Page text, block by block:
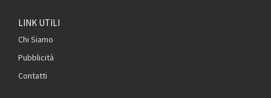
LINK UTILI
Chi Siamo
Pubblicità
Contatti